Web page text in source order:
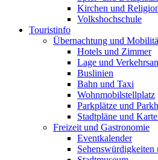
Kirchen und
Volkshochschule
Touristinfo
Übernachtung und
Hotels und Zimmer
Lage und
Buslinien
Bahn und Taxi
Wohnmobilstellplatz
Parkplätze und
Stadtpläne und
Freizeit und Gastronomie
Eventkalender
Sehenswürdigkeiten